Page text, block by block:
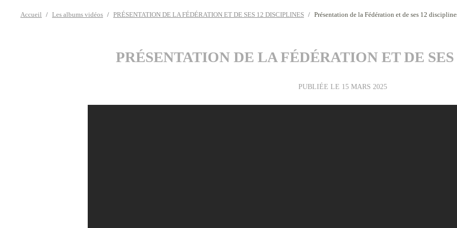
Accueil Les albums vidéos PRÉSENTATION DE LA FÉDÉRATION ET DE SES 12 DISCIPLINES Présentation de la Fédération et de ses 12
PRÉSENTATION DE LA FÉDÉRATION ET DE
PUBLIÉE LE 15 MARS 2025